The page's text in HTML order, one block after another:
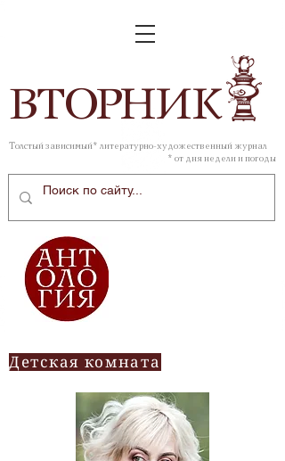
ВТОРНИК
Толстый зависимый* литературно-художественный журнал
* от дня недели и погоды
Детская комната